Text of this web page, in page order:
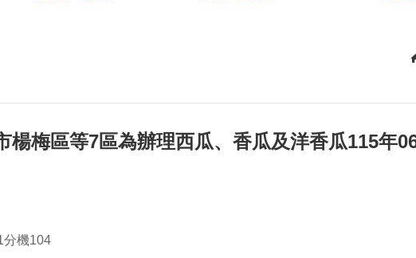
楊梅區等7區為辦理西瓜、香瓜及洋香瓜115年
分機104